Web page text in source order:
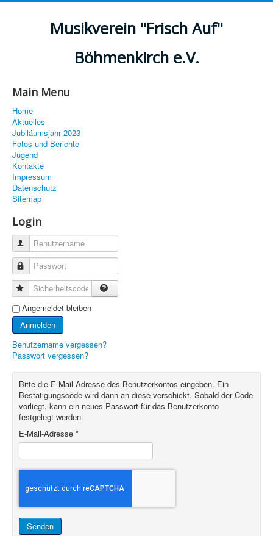
Musikverein "Frisch Auf"
Böhmenkirch e.V.
Main Menu
Home
Aktuelles
Jubiläumsjahr 2023
Fotos und Berichte
Jugend
Kontakte
Impressum
Datenschutz
Sitemap
Login
Benutzername
Passwort
Sicherheitscode
Angemeldet bleiben
Anmelden
Benutzername vergessen?
Passwort vergessen?
Bitte die E-Mail-Adresse des Benutzerkontos eingeben. Ein
Bestätigungscode wird dann an diese verschickt. Sobald der Code
vorliegt, kann ein neues Passwort für das Benutzerkonto
festgelegt werden.
E-Mail-Adresse *
Senden